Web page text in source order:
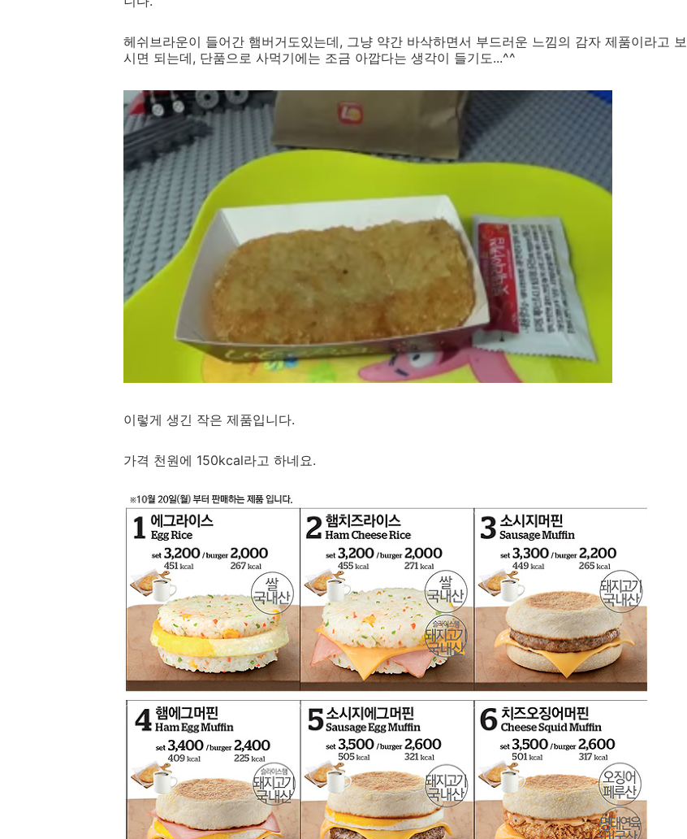
헤쉬브라운이 들어간 햄버거도있는데, 그냥 약간 바삭하면서 부드러운 느낌의 감자 제품이라고 보
시면 되는데, 단품으로 사먹기에는 조금 아깝다는 생각이 들기도...^^
이렇게 생긴 작은 제품입니다.
가격 천원에 150kcal라고 하네요.